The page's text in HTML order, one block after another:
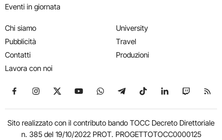
Eventi in giornata
Chi siamo
Pubblicità
Contatti
Lavora con noi
University
Travel
Produzioni
Seguici su Facebook
Seguici su Instagram
Seguici su X
Seguici su YouTube
Seguici su WhatsApp
Seguici su Telegram
Seguici su TikTok
Seguici su
Seguici
Sito realizzato con il contributo bando TOCC Decreto Direttoriale
n. 385 del 19/10/2022 PROT. PROGETTOTOCC0000125